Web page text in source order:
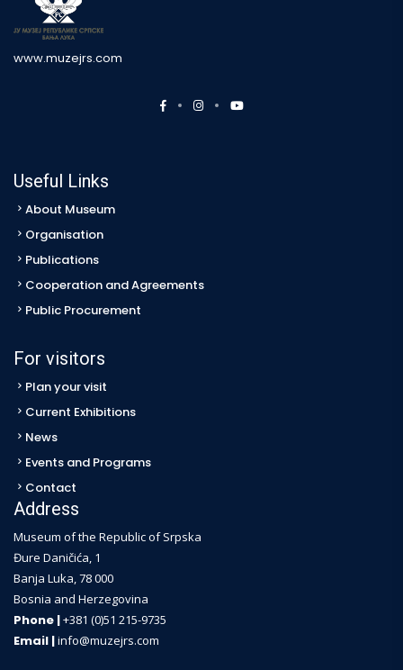
www.muzejrs.com
Useful Links
About Museum
Organisation
Publications
Cooperation and Agreements
Public Procurement
For visitors
Plan your visit
Current Exhibitions
News
Events and Programs
Contact
Address
Museum of the Republic of Srpska
Đure Daničića, 1
Banja Luka, 78 000
Bosnia and Herzegovina
Phone |+381 (0)51 215-9735
Email |info@muzejrs.com